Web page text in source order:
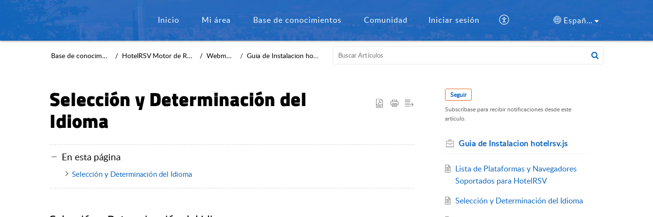
Inicio Mi área Base de conocimientos Comunidad Iniciar sesión Español (España)
Base de conocimientos HotelRSV Motor de Reservas Webmaster Guia de Instalacion hotelrsv.js
Selección y Determinación del
Idioma
En esta página
Selección y Determinación del Idioma
Seguir
Subscríbase para recibir notificaciones desde este
artículo.
Guia de Instalacion hotelrsv.js
Lista de Plataformas y Navegadores
Soportados para HotelRSV
Selección y Determinación del Idioma